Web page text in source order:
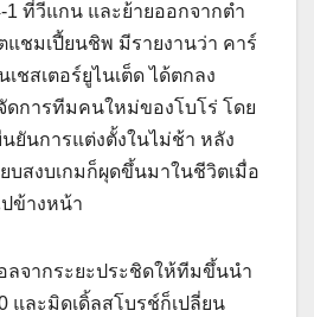
1 ที่วีแกน และย้ายออกจากตํา
แชมเปี้ยนชิพ มีรายงานว่า คาร์
ชสเตอร์ยูไนเต็ด ได้ตกลง
ดการทีมคนใหม่ของโบโร่ โดย
ยันการแต่งตั้งในไม่ช้า หลัง
บสงบเกมก็ผุดขึ้นมาในชีวิตเมื่อ
ข้างหน้า
ลจากระยะประชิดให้ทีมขึ้นนํา
และมิดเดิ้ลสโบรช์ก็เปลี่ยน